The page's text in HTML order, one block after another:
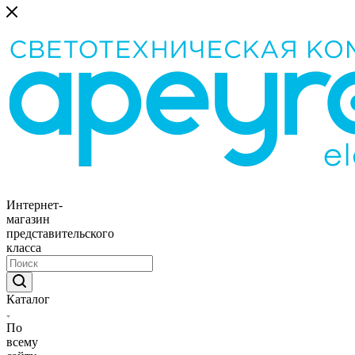
Интернет-
магазин
представительского
класса
Каталог
По
всему